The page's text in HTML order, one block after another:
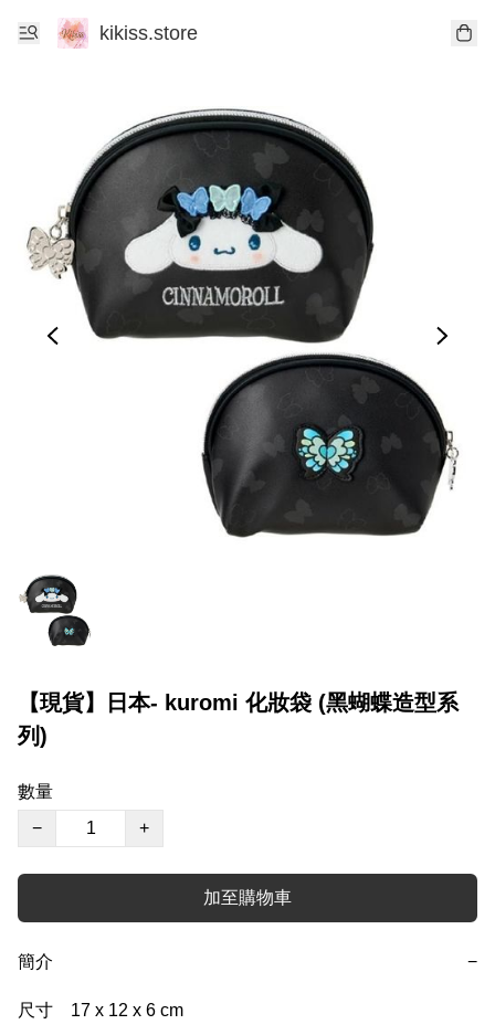
kikiss.store
【現貨】日本- kuromi 化妝袋 (黑蝴蝶造型系
列)
數量
−
+
加至購物車
簡介 −
尺寸	17 x 12 x 6 cm